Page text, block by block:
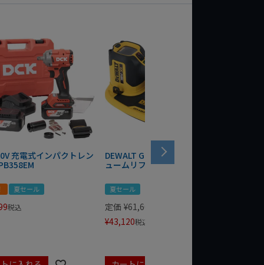
充電式インパクトレン
夏セール
税込
DEWALT GRABO 18V電動バキ
ュームリフター DCE590N-XJ
夏セール
定価 ¥61,600
¥43,120税込